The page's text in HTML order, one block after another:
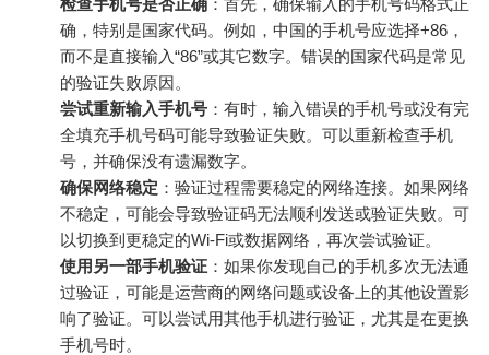
确，特别是国家代码。例如，中国的手机号应选择+86，
而不是直接输入“86”或其它数字。错误的国家代码是常见
的验证失败原因。
尝试重新输入手机号 ：有时，输入错误的手机号或没有完
全填充手机号码可能导致验证失败。可以重新检查手机
号，并确保没有遗漏数字。
确保网络稳定 ：验证过程需要稳定的网络连接。如果网络
不稳定，可能会导致验证码无法顺利发送或验证失败。可
以切换到更稳定的Wi-Fi或数据网络，再次尝试验证。
使用另一部手机验证 ：如果你发现自己的手机多次无法通
过验证，可能是运营商的网络问题或设备上的其他设置影
响了验证。可以尝试用其他手机进行验证，尤其是在更换
手机号时。